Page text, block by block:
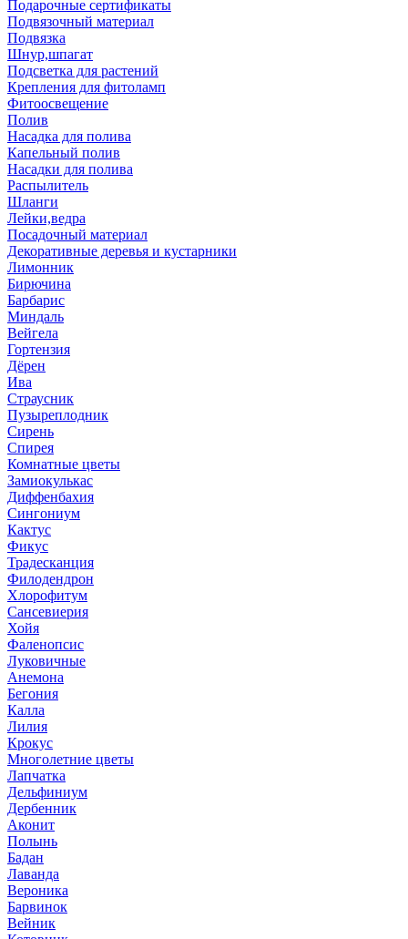
Подарочные сертификаты
Подвязочный материал
Подвязка
Шнур,шпагат
Подсветка для растений
Крепления для фитоламп
Фитоосвещение
Полив
Насадка для полива
Капельный полив
Насадки для полива
Распылитель
Шланги
Лейки,ведра
Посадочный материал
Декоративные деревья и кустарники
Лимонник
Бирючина
Барбарис
Миндаль
Вейгела
Гортензия
Дёрен
Ива
Страусник
Пузыреплодник
Сирень
Спирея
Комнатные цветы
Замиокулькас
Диффенбахия
Сингониум
Кактус
Фикус
Традесканция
Филодендрон
Хлорофитум
Сансевиерия
Хойя
Фаленопсис
Луковичные
Анемона
Бегония
Калла
Лилия
Крокус
Многолетние цветы
Лапчатка
Дельфиниум
Дербенник
Аконит
Полынь
Бадан
Лаванда
Вероника
Барвинок
Вейник